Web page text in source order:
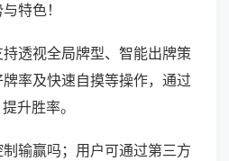
特色！
透视全局牌型、智能出牌策
率及快速自摸等操作，通过
升胜率。
输赢吗；用户可通过第三方